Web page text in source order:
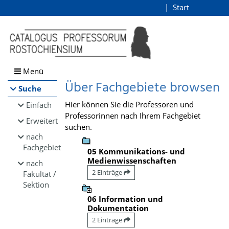
Browsen
direkt zum Inhalt
Start
Menü
Suche
Einfach
Erweitert
nach
Fachgebiet
nach
Fakultät /
Sektion
Über Fachgebiete browsen
Hier können Sie die Professoren und
Professorinnen nach Ihrem Fachgebiet
suchen.
05 Kommunikations- und
Medienwissenschaften
2 Einträge
06 Information und
Dokumentation
2 Einträge